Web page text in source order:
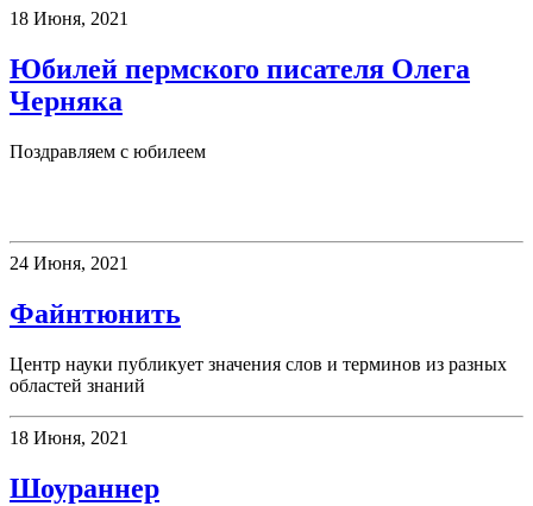
18 Июня, 2021
Юбилей пермского писателя Олега
Черняка
Поздравляем с юбилеем
24 Июня, 2021
Файнтюнить
Центр науки публикует значения слов и терминов из разных
областей знаний
18 Июня, 2021
Шоураннер